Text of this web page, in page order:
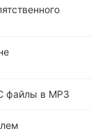
файлы в MP3